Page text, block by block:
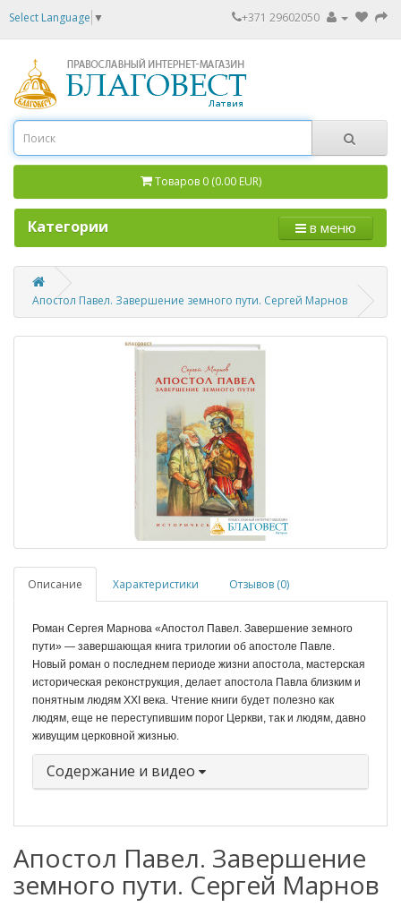
Select Language ▼ +371 29602050
Товаров 0 (0.00 EUR)
Категории в меню
Апостол Павел. Завершение земного пути. Сергей Марнов
Описание Характеристики Отзывов (0)
Роман Сергея Марнова «Апостол Павел. Завершение земного
пути» — завершающая книга трилогии об апостоле Павле.
Новый роман о последнем периоде жизни апостола, мастерская
историческая реконструкция, делает апостола Павла близким и
понятным людям XXI века. Чтение книги будет полезно как
людям, еще не переступившим порог Церкви, так и людям, давно
живущим церковной жизнью.
Содержание и видео
Апостол Павел. Завершение
земного пути. Сергей Марнов